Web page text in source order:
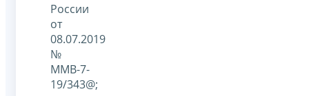
России
от
08.07.2019
№
ММВ-7-
19/343@;